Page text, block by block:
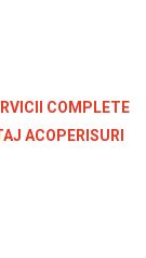
COMPLETE
ACOPERISURI